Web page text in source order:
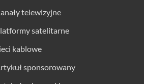
telewizyjne
satelitarne
kablowe
sponsorowany